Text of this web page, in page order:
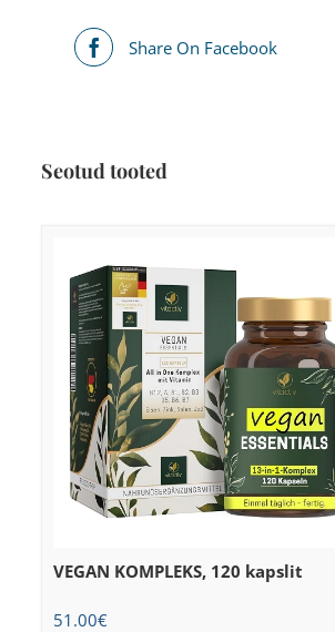
Share On Facebook
Seotud tooted
VEGAN KOMPLEKS, 120 kapslit
51.00€